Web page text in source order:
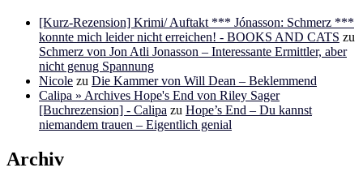
[Kurz-Rezension] Krimi/ Auftakt *** Jónasson: Schmerz ***
konnte mich leider nicht erreichen! - BOOKS AND CATS zu
Schmerz von Jon Atli Jonasson – Interessante Ermittler, aber
nicht genug Spannung
Nicole zu Die Kammer von Will Dean – Beklemmend
Calipa » Archives Hope's End von Riley Sager
[Buchrezension] - Calipa zu Hope’s End – Du kannst
niemandem trauen – Eigentlich genial
Archiv